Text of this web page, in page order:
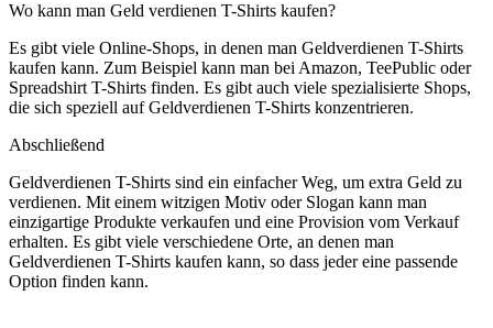
Wo kann man Geld verdienen T-Shirts kaufen?
Es gibt viele Online-Shops, in denen man Geldverdienen T-Shirts
kaufen kann. Zum Beispiel kann man bei Amazon, TeePublic oder
Spreadshirt T-Shirts finden. Es gibt auch viele spezialisierte Shops,
die sich speziell auf Geldverdienen T-Shirts konzentrieren.
Abschließend
Geldverdienen T-Shirts sind ein einfacher Weg, um extra Geld zu
verdienen. Mit einem witzigen Motiv oder Slogan kann man
einzigartige Produkte verkaufen und eine Provision vom Verkauf
erhalten. Es gibt viele verschiedene Orte, an denen man
Geldverdienen T-Shirts kaufen kann, so dass jeder eine passende
Option finden kann.